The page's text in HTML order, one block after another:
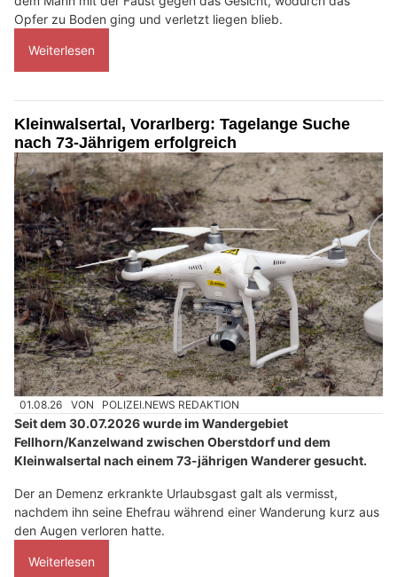
Opfer zu Boden ging und verletzt liegen blieb.
Weiterlesen
Kleinwalsertal, Vorarlberg: Tagelange Suche
nach 73-Jährigem erfolgreich
01.08.26 VON POLIZEI.NEWS REDAKTION
Seit dem 30.07.2026 wurde im Wandergebiet
Fellhorn/Kanzelwand zwischen Oberstdorf und dem
Kleinwalsertal nach einem 73-jährigen Wanderer gesucht.
Der an Demenz erkrankte Urlaubsgast galt als vermisst,
nachdem ihn seine Ehefrau während einer Wanderung kurz aus
den Augen verloren hatte.
Weiterlesen